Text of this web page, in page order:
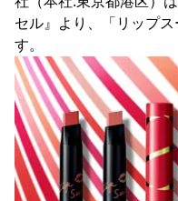
セル』より、「リップ
す。